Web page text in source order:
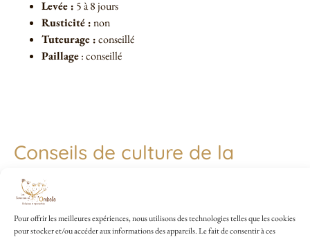
Pour offrir les meilleures expériences, nous utilisons des technologies telles que les cookies
pour stocker et/ou accéder aux informations des appareils. Le fait de consentir à ces
Levée : 5 à 8 jours
Rusticité :non
Tuteurage :conseillé
Paillage: conseillé
Conseils de culture de la
Tomate Cerise Blanche
Mirabelle
Semisen terrine au chaud,de février à avril, à 3 mm de profondeur